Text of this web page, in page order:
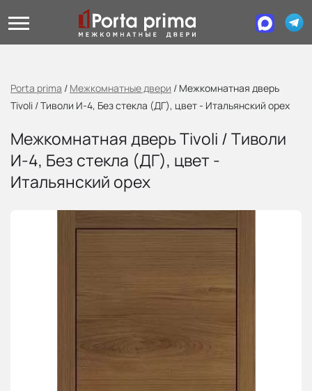
Porta prima / Межкомнатные двери / Межкомнатная дверь
Tivoli / Тиволи И-4, Без стекла (ДГ), цвет - Итальянский орех
Межкомнатная дверь Tivoli / Тиволи
И-4, Без стекла (ДГ), цвет -
Итальянский орех